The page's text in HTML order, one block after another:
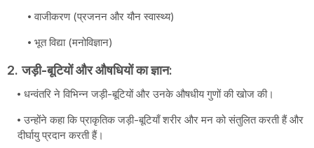
वाजीकरण (प्रजनन और यौन स्वास्थ्य)
भूत विद्या (मनोविज्ञान)
2.जड़ी-बूटियों और औषधियों का ज्ञान:
धन्वंतरि ने विभिन्न जड़ी-बूटियों और उनके औषधीय गुणों की खोज की।
उन्होंने कहा कि प्राकृतिक जड़ी-बूटियाँ शरीर और मन को संतुलित करती हैं और
दीर्घायु प्रदान करती हैं।